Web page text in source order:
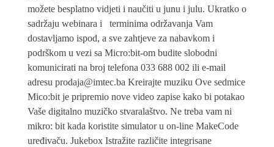
možete besplatno vidjeti i naučiti u junu i julu. Ukratko o
sadržaju webinara i terminima održavanja Vam
dostavljamo ispod, a sve zahtjeve za nabavkom i
podrškom u vezi sa Micro:bit-om budite slobodni
komunicirati na broj telefona 033 688 002 ili e-mail
adresu prodaja@imtec.ba Kreirajte muziku Ove sedmice
Mico:bit je pripremio nove video zapise kako bi potakao
Vaše digitalno muzičko stvaralaštvo. Ne treba vam ni
mikro: bit kada koristite simulator u on-line MakeCode
uređivaču. Jukebox Istražite različite integrisane